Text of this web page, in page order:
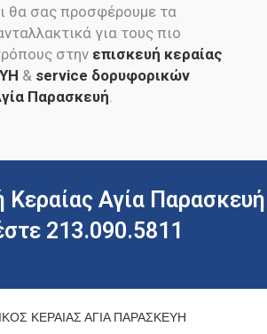
θα σας προσφέρουμε τα
για τους πιο
στην επισκευή κεραίας
& service δορυφορικών
Παρασκευή
Κεραίας Αγία Παρασκευή
213.090.5811